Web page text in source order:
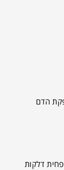
הדם
דלקות